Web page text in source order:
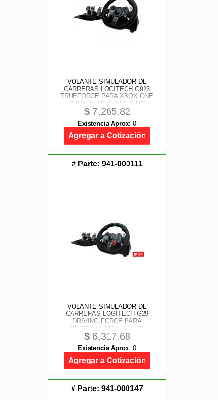
VOLANTE SIMULADOR DE
CARRERAS LOGITECH G923
TRUEFORCE PARA XBOX ONE
XBOX SERIES X/ S Y PC
$7,265.82
Existencia Aprox: 0
Agregar a Cotización
# Parte: 941-000111
VOLANTE SIMULADOR DE
CARRERAS LOGITECH G29
DRIVING FORCE PARA
PLAYSTATION 3, 4 Y PC
$6,317.68
Existencia Aprox: 0
Agregar a Cotización
# Parte: 941-000147